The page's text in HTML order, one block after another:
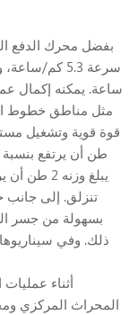
ساعة. يمكنه إكمال
مثل مناطق خطوط
تنزلق. إلى جانب
بسهولة من جسر
ذلك. وفي
أثناء
المحراث المركزي